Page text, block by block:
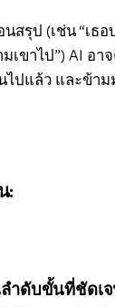
รุป (เช่น “เธอ
เขาไป”) AI อา
ไปแล้ว และข้า
:
ำดับขั้นที่ชัดเ